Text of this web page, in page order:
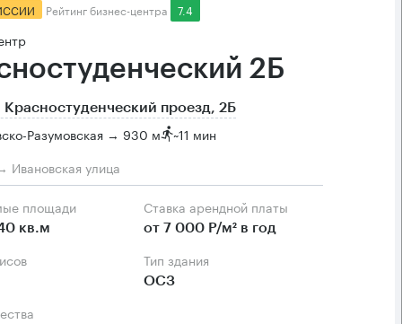
Рейтинг бизнес-центра 7.4
2Б
Красностуденческий проезд, 2Б
Разумовская → 930 м ~11 мин
Ивановская улица
площади
кв.м
Ставка арендной платы
от 7 000 Р/м² в год
Тип здания
ОСЗ